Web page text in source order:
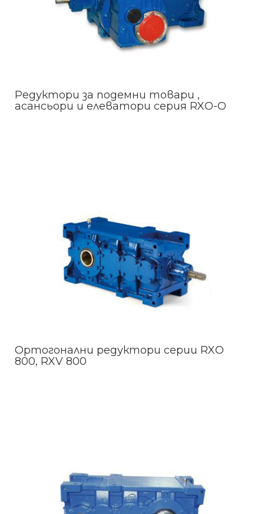
Редуктори за подемни товари ,
асансьори и елеватори серия RXO-O
Ортогонални редуктори серии RXO
800, RXV 800